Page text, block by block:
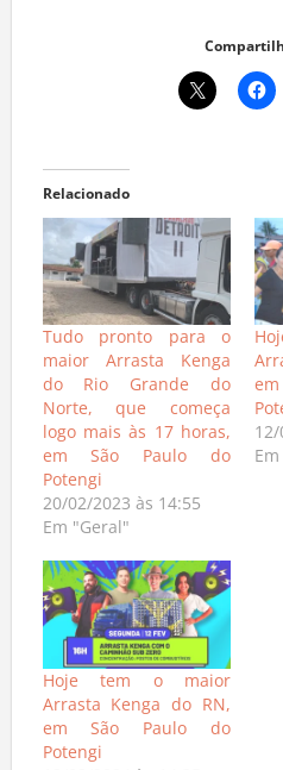
Relacionado
Tudo pronto para o
maior Arrasta Kenga
do Rio Grande do
Norte, que começa
logo mais às 17 horas,
em São Paulo do
Potengi
20/02/2023 às 14:55
Em "Geral"
Hoje tem o maior
Arrasta Kenga do RN,
em São Paulo do
Potengi